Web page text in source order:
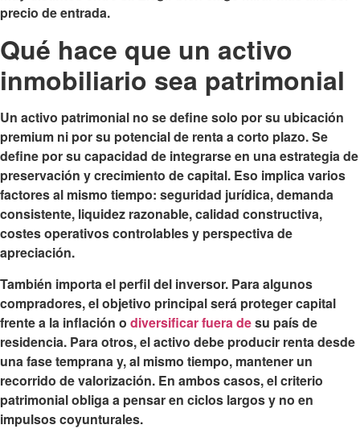
precio de entrada.
Qué hace que un activo
inmobiliario sea patrimonial
Un activo patrimonial no se define solo por su ubicación
premium ni por su potencial de renta a corto plazo. Se
define por su capacidad de integrarse en una estrategia de
preservación y crecimiento de capital. Eso implica varios
factores al mismo tiempo: seguridad jurídica, demanda
consistente, liquidez razonable, calidad constructiva,
costes operativos controlables y perspectiva de
apreciación.
También importa el perfil del inversor. Para algunos
compradores, el objetivo principal será proteger capital
frente a la inflación o diversificar fuera desu país de
residencia. Para otros, el activo debe producir renta desde
una fase temprana y, al mismo tiempo, mantener un
recorrido de valorización. En ambos casos, el criterio
patrimonial obliga a pensar en ciclos largos y no en
impulsos coyunturales.